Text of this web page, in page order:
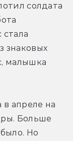
солдата
знаковых
малышка
апреле на
Больше
Но